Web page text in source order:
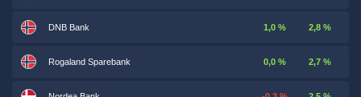
DNB Bank 1,0 % 2,8 %
Rogaland Sparebank 0,0 % 2,7 %